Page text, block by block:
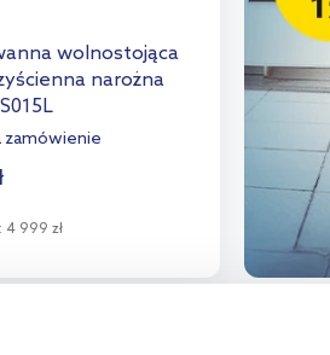
wolnostojąca
narożna
zamówienie
4 999 zł
koszyka